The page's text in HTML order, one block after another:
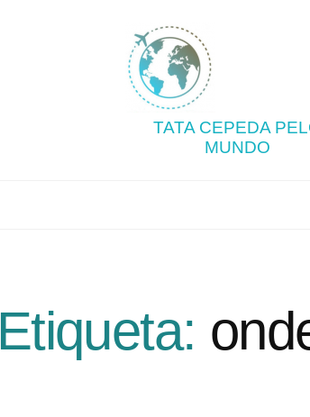
TATA CEPEDA
MUNDO
Etiqueta: